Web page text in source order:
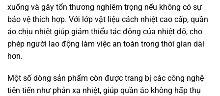
xuống và gây tổn thương nghiêm trọng nếu không có sự
bảo vệ thích hợp. Với lớp vật liệu cách nhiệt cao cấp, quần
áo chịu nhiệt giúp giảm thiểu tác động của nhiệt độ, cho
phép người lao động làm việc an toàn trong thời gian dài
hơn.
Một số dòng sản phẩm còn được trang bị các công nghệ
tiên tiến như phản xạ nhiệt, giúp quần áo không hấp thụ